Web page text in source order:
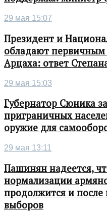
29 мая 15:07
Президент и
обладают
Арцаха: ответ
29 мая 15:03
Губернатор Сюника
приграничных
оружие для
29 мая 13:11
Пашинян надеется,
нормализации
продолжится и
выборов